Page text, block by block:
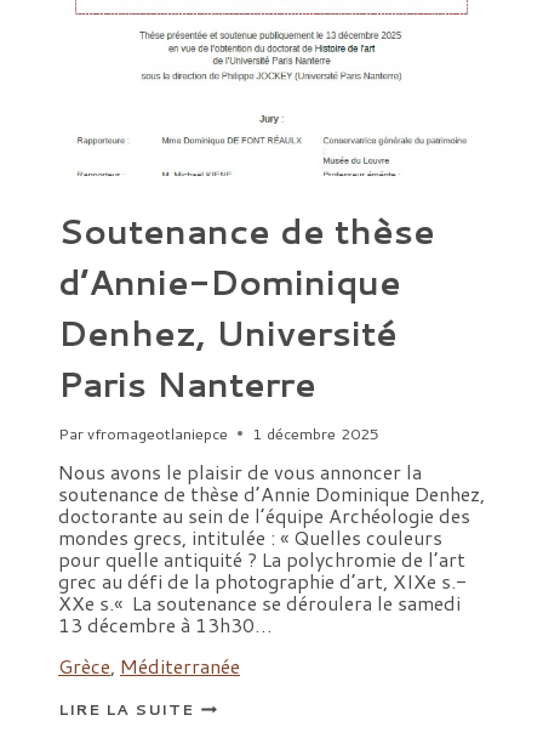
Soutenance de thèse
d’Annie-Dominique
Denhez, Université
Paris Nanterre
Parvfromageotlaniepce 1 décembre 2025
Nous avons le plaisir de vous annoncer la
soutenance de thèse d’Annie Dominique Denhez,
doctorante au sein de l’équipe Archéologie des
mondes grecs, intitulée : « Quelles couleurs
pour quelle antiquité ? La polychromie de l’art
grec au défi de la photographie d’art, XIXe s.-
XXe s.« La soutenance se déroulera le samedi
13 décembre à 13h30…
Grèce, Méditerranée
LIRE LA SUITESOUTENANCE
DE